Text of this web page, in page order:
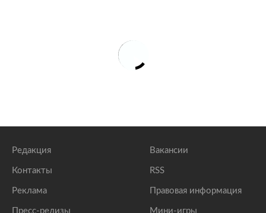
Редакция
Контакты
Реклама
Пресс-релизы
Вакансии
RSS
Правовая информация
Мини-игры